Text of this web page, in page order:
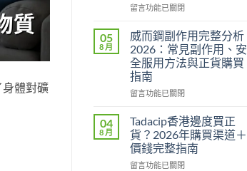
體對礦
量
整
教
學：
幾
時
食？
多？
正
確
食
在
馬
糖
Hamer
效
果
真
有
用
還
是
心
留言功能已關閉
05
8 月
威而鋼副作用完整分析
2026：常見副作用、安
全服用方法與正貨購買
指南
在
而
鋼
副
作
用
留言功能已關閉
04
8 月
Tadacip香港邊度買正
貨？2026年購買渠道＋
價錢完整指南
在
留言功能已關閉